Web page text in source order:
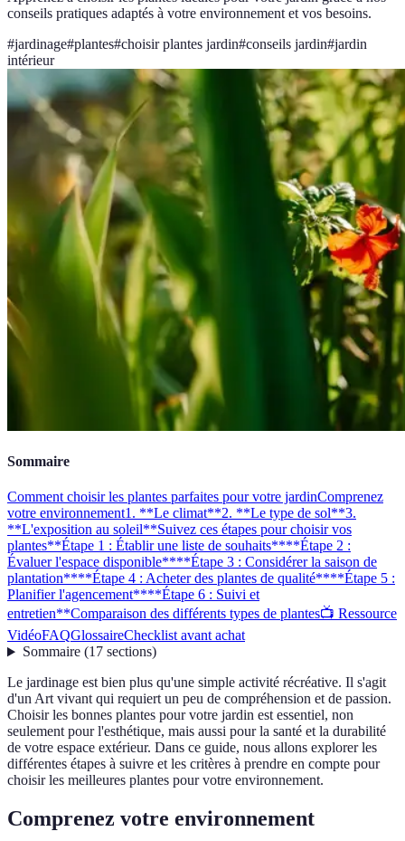
conseils pratiques adaptés à votre environnement et vos besoins.
#jardinage#plantes#choisir plantes jardin#conseils jardin#jardin
intérieur
Sommaire
Comment choisir les plantes parfaites pour votre jardinComprenez
votre environnement1. **Le climat**2. **Le type de sol**3.
**L'exposition au soleil**Suivez ces étapes pour choisir vos
plantes**Étape 1 : Établir une liste de souhaits****Étape 2 :
Évaluer l'espace disponible****Étape 3 : Considérer la saison de
plantation****Étape 4 : Acheter des plantes de qualité****Étape 5 :
Planifier l'agencement****Étape 6 : Suivi et
entretien**Comparaison des différents types de plantes📺 Ressource
VidéoFAQGlossaireChecklist avant achat
Sommaire(17 sections)
Le jardinage est bien plus qu'une simple activité récréative. Il s'agit
d'un Art vivant qui requiert un peu de compréhension et de passion.
Choisir les bonnes plantes pour votre jardin est essentiel, non
seulement pour l'esthétique, mais aussi pour la santé et la durabilité
de votre espace extérieur. Dans ce guide, nous allons explorer les
différentes étapes à suivre et les critères à prendre en compte pour
choisir les meilleures plantes pour votre environnement.
Comprenez votre environnement